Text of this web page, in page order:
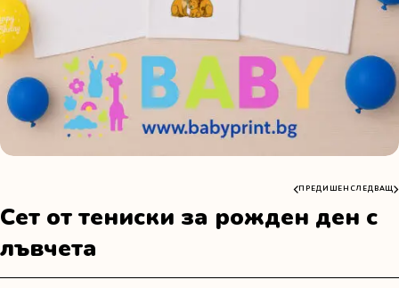
ПРЕДИШЕН СЛЕДВАЩ
Сет от тениски за рожден ден с
лъвчета